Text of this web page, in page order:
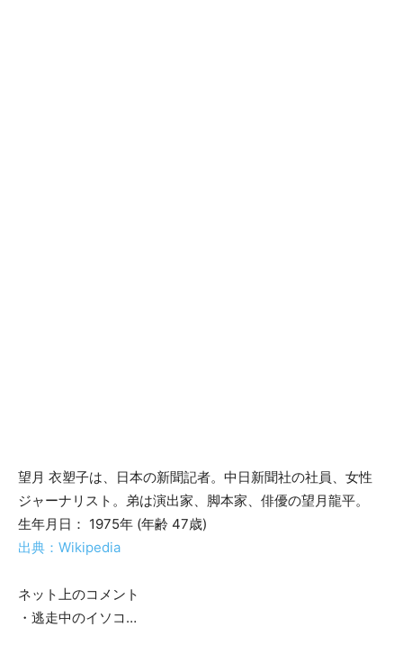
望月 衣塑子は、日本の新聞記者。中日新聞社の社員、女性
ジャーナリスト。弟は演出家、脚本家、俳優の望月龍平。
生年月日： 1975年 (年齢 47歳)
出典：Wikipedia
ネット上のコメント
・逃走中のイソコ…